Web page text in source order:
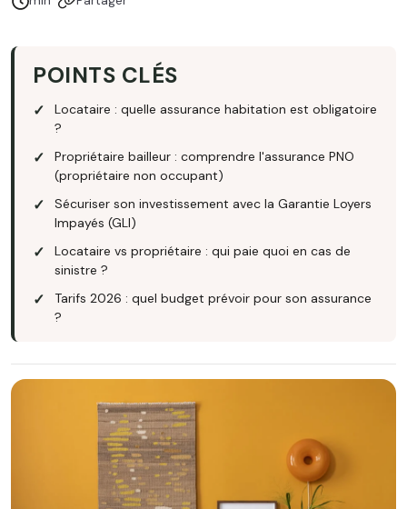
POINTS CLÉS
Locataire : quelle assurance habitation est obligatoire
?
Propriétaire bailleur : comprendre l'assurance PNO
(propriétaire non occupant)
Sécuriser son investissement avec la Garantie Loyers
Impayés (GLI)
Locataire vs propriétaire : qui paie quoi en cas de
sinistre ?
Tarifs 2026 : quel budget prévoir pour son assurance
?